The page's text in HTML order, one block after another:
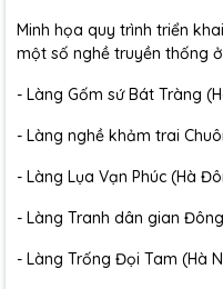
Minh họa quy trình triển
một số nghề truyền thống
- Làng Gốm sứ Bát Tràng
- Làng nghề khảm trai
- Làng Lụa Vạn Phúc (Hà
- Làng Tranh dân gian
- Làng Trống Đọi Tam (Hà